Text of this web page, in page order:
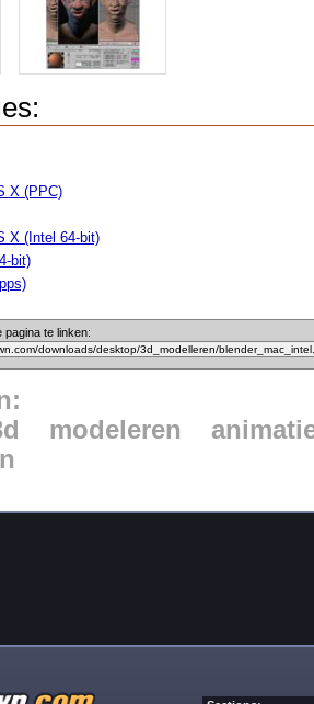
X (PPC)
X (Intel 64-bit)
bit)
pagina te linken:
modeleren